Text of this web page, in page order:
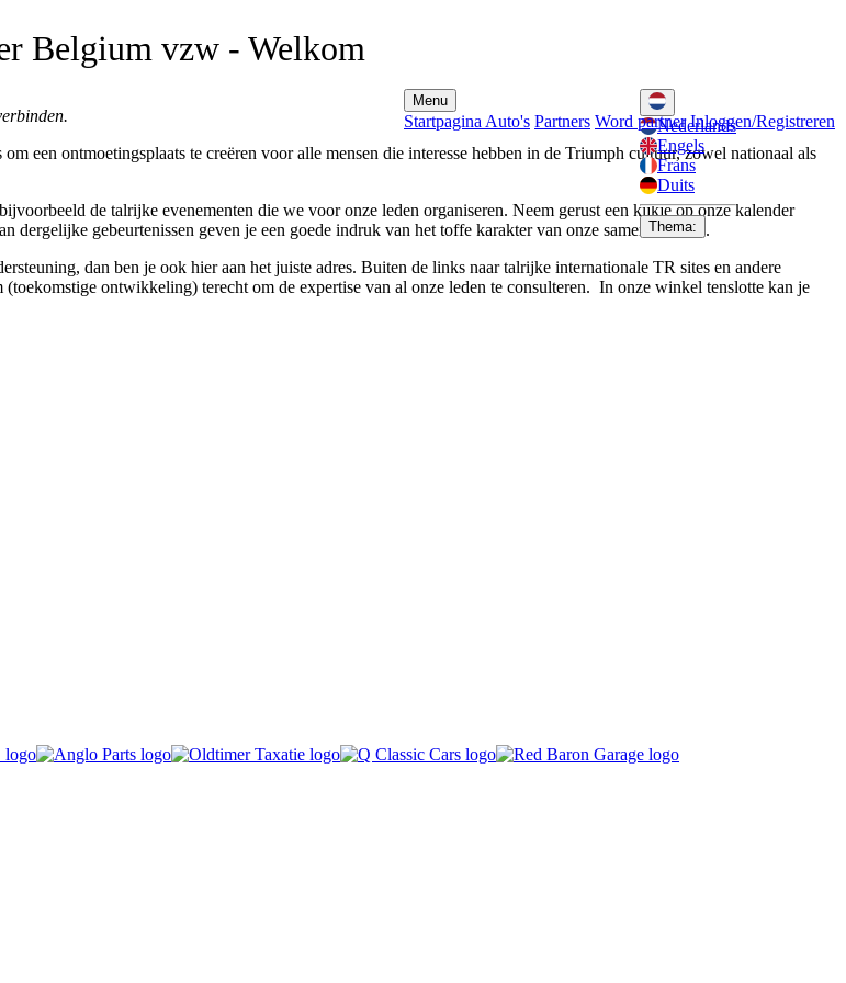
Belgium vzw - Welkom
Nederlands
Engels
Frans
Duits
Thema:
Menu
Startpagina Auto's Partners Word partner Inloggen/Registreren
een ontmoetingsplaats te creëren voor alle mensen die interesse hebben in de Triumph cultuur, zowel nationaal als
de talrijke evenementen die we voor onze leden organiseren. Neem gerust een kijkje op onze kalender
dergelijke gebeurtenissen geven je een goede indruk van het toffe karakter van onze samenkomsten.
dan ben je ook hier aan het juiste adres. Buiten de links naar talrijke internationale TR sites en andere
ontwikkeling) terecht om de expertise van al onze leden te consulteren. In onze winkel tenslotte kan je